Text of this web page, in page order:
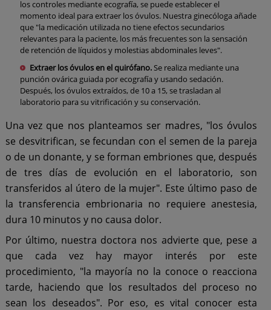
los controles mediante ecografía, se puede establecer el
momento ideal para extraer los óvulos. Nuestra ginecóloga añade
que "la medicación utilizada no tiene efectos secundarios
relevantes para la paciente, los más frecuentes son la sensación
de retención de líquidos y molestias abdominales leves".
Extraer los óvulos en el quirófano.Se realiza mediante una
punción ovárica guiada por ecografía y usando sedación.
Después, los óvulos extraídos, de 10 a 15, se trasladan al
laboratorio para su vitrificación y su conservación.
Una vez que nos planteamos ser madres, "los óvulos
se desvitrifican, se fecundan con el semen de la pareja
o de un donante, y se forman embriones que, después
de tres días de evolución en el laboratorio, son
transferidos al útero de la mujer". Este último paso de
la transferencia embrionaria no requiere anestesia,
dura 10 minutos y no causa dolor.
Por último, nuestra doctora nos advierte que, pese a
que cada vez hay mayor interés por este
procedimiento, "la mayoría no la conoce o reacciona
tarde, haciendo que los resultados del proceso no
sean los deseados". Por eso, es vital conocer esta